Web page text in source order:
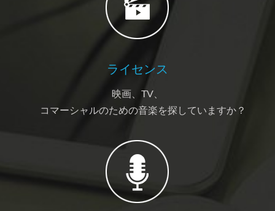
ライセンス
映画、TV、
コマーシャルのための音楽を探していますか？